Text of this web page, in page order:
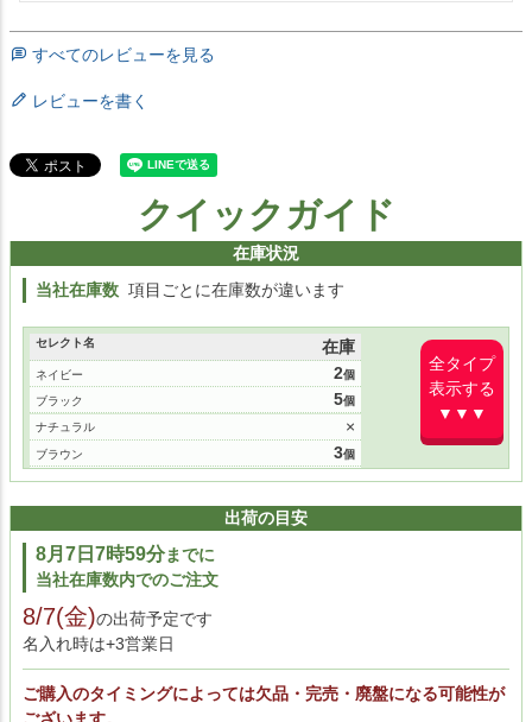
すべてのレビューを見る
レビューを書く
クイックガイド
在庫状況
当社在庫数 項目ごとに在庫数が違います
全タイプ
表示する
▼▼▼
セレクト名 在庫
ネイビー 2
ブラック 5
ナチュラル ×
ブラウン 3
レッド 1
グリーン 4
出荷の目安
8月7日7時59分までに
当社在庫数内でのご注文
8/7(金)の出荷予定です
名入れ時は+3営業日
ご購入のタイミングによっては欠品・完売・廃盤になる可能性が